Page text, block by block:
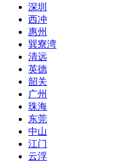
深圳
西冲
惠州
巽寮湾
清远
英德
韶关
广州
珠海
东莞
中山
江门
云浮